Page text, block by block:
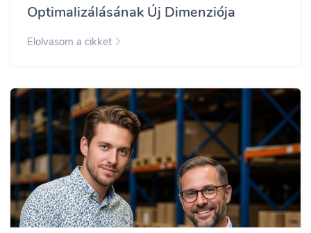
Optimalizálásának Új Dimenziója
Elolvasom a cikket